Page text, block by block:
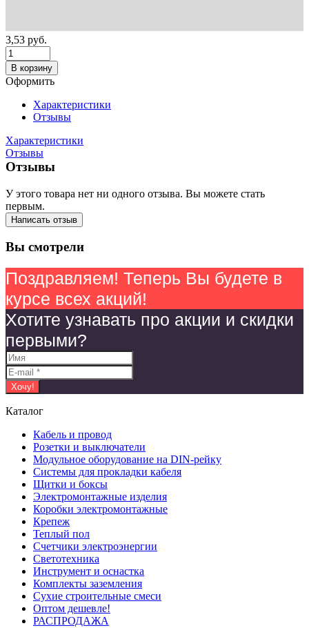
3,53 руб.
В корзину
Оформить
Характеристики
Отзывы
Характеристики
Отзывы
Отзывы
У этого товара нет ни одного отзыва. Вы можете стать
первым.
Написать отзыв
Вы смотрели
Поздравляем! Теперь Вы будете в
курсе всех акций!
Хотите узнавать про акции и скидки
первыми?
Каталог
Кабель и провод
Розетки и выключатели
Модульное оборудование на DIN-рейку
Системы для прокладки кабеля
Щитки и боксы
Электромонтажные изделия
Коробки электромонтажные
Крепеж
Теплый пол
Счетчики электроэнергии
Светотехника
Инструмент и оснастка
Комплекты заземления
Сухие строительные смеси
Оптом дешевле!
РАСПРОДАЖА